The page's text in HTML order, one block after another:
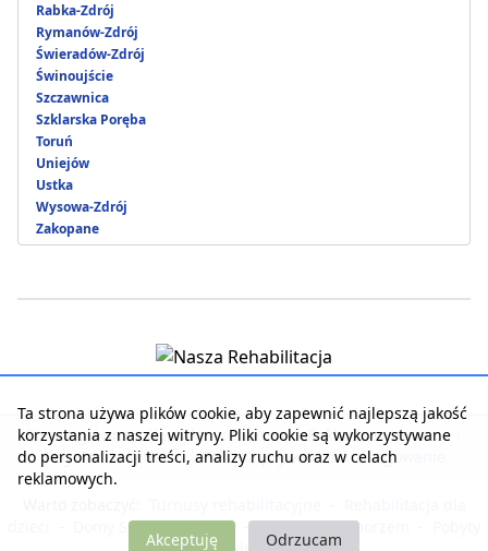
Rabka-Zdrój
Rymanów-Zdrój
Świeradów-Zdrój
Świnoujście
Szczawnica
Szklarska Poręba
Toruń
Uniejów
Ustka
Wysowa-Zdrój
Zakopane
Strona główna | Kontakt z serwisem | Reklama w serwisie
Regulamin serwisu | Polityka prywatności | Logowanie
Domy Seniora i Opieki - Noclegi nad morzem
Ta strona używa plików cookie, aby zapewnić najlepszą jakość
korzystania z naszej witryny. Pliki cookie są wykorzystywane
do personalizacji treści, analizy ruchu oraz w celach
reklamowych.
Akceptuję Odrzucam